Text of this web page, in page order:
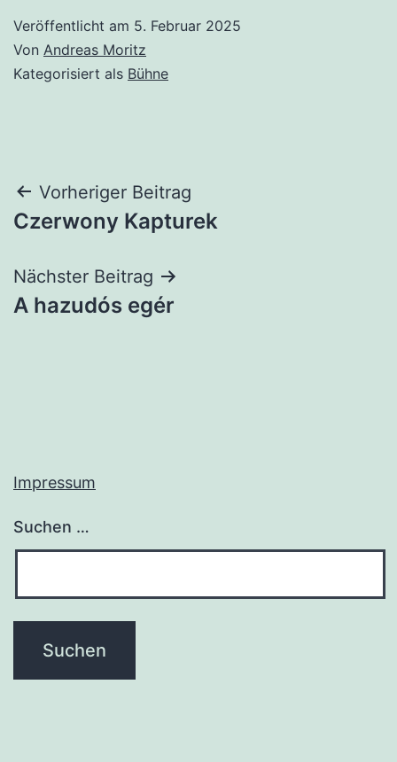
Veröffentlicht am 5. Februar 2025
Von Andreas Moritz
Kategorisiert als Bühne
Beitragsnavigation
Vorheriger Beitrag
Czerwony Kapturek
Nächster Beitrag
A hazudós egér
Impressum
Suchen …